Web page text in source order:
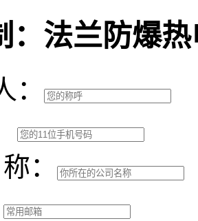
法兰防爆
：
：